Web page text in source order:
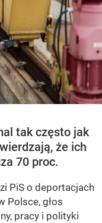
tak często jak
że ich
70 proc.
PiS o deportacjach
Polsce, głos
pracy i polityki